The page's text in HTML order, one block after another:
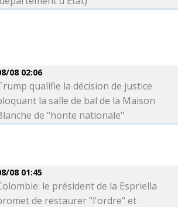
08 02:06
qualifie la décision de justice
la salle de bal de la Maison
de "honte nationale"
08 01:45
le président de la Espriella
de restaurer "l'ordre" et